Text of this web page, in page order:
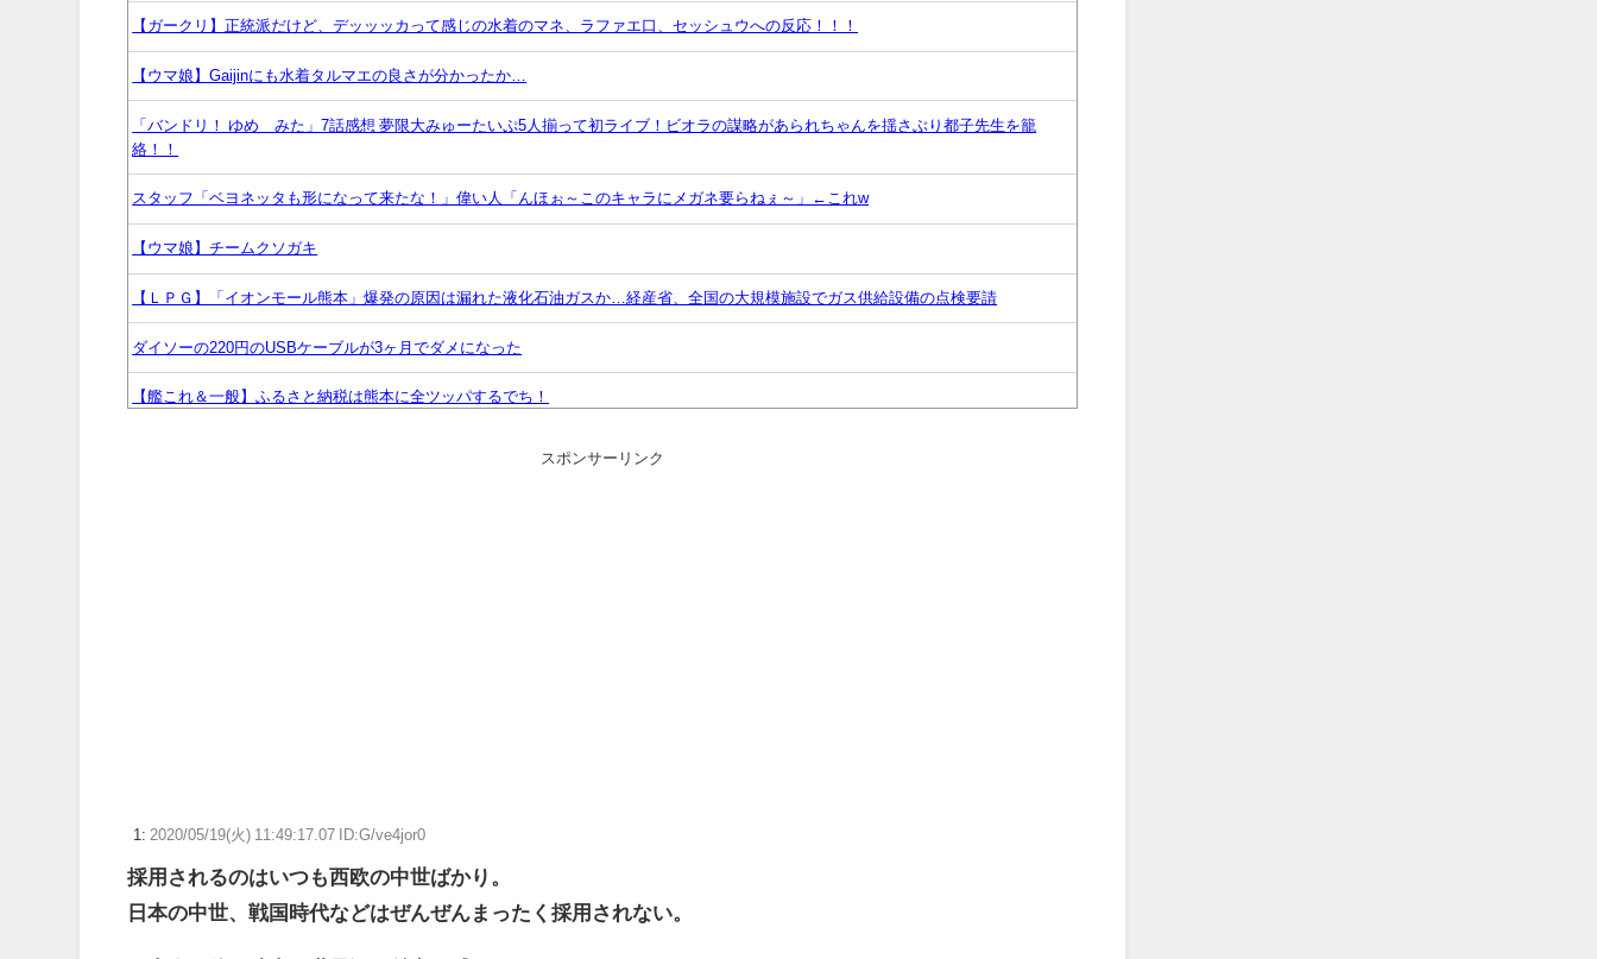
【ガークリ】正統派だけど、デッッッカって感じの水着のマネ、ラファエ口、セッシュウへの反応！！！
【ウマ娘】Gaijinにも水着タルマエの良さが分かったか…
「バンドリ！ ゆめ∞みた」7話感想 夢限大みゅーたいぷ5人揃って初ライブ！ビオラの謀略があられちゃんを揺さぶり都子先生を籠
絡！！
スタッフ「ベヨネッタも形になって来たな！」偉い人「んほぉ～このキャラにメガネ要らねぇ～」←これw
【ウマ娘】チームクソガキ
【ＬＰＧ】「イオンモール熊本」爆発の原因は漏れた液化石油ガスか…経産省、全国の大規模施設でガス供給設備の点検要請
ダイソーの220円のUSBケーブルが3ヶ月でダメになった
【艦これ＆一般】ふるさと納税は熊本に全ツッパするでち！
スポンサーリンク
1: 2020/05/19(火) 11:49:17.07 ID:G/ve4jor0
採用されるのはいつも西欧の中世ばかり。
日本の中世、戦国時代などはぜんぜんまったく採用されない。